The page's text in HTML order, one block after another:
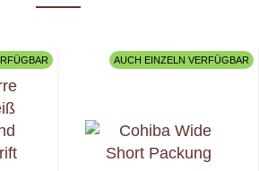
AUCH EINZELN VERFÜGBAR